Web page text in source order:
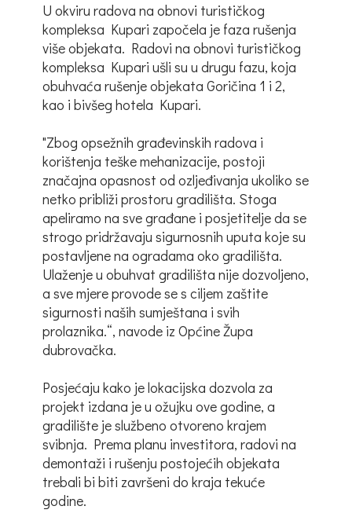
U okviru radova na obnovi turističkog
kompleksa Kupari započela je faza rušenja
više objekata. Radovi na obnovi turističkog
kompleksa Kupari ušli su u drugu fazu, koja
obuhvaća rušenje objekata Goričina 1 i 2,
kao i bivšeg hotela Kupari.
"Zbog opsežnih građevinskih radova i
korištenja teške mehanizacije, postoji
značajna opasnost od ozljeđivanja ukoliko se
netko približi prostoru gradilišta. Stoga
apeliramo na sve građane i posjetitelje da se
strogo pridržavaju sigurnosnih uputa koje su
postavljene na ogradama oko gradilišta.
Ulaženje u obuhvat gradilišta nije dozvoljeno,
a sve mjere provode se s ciljem zaštite
sigurnosti naših sumještana i svih
prolaznika.“, navode iz Općine Župa
dubrovačka.
Posjećaju kako je lokacijska dozvola za
projekt izdana je u ožujku ove godine, a
gradilište je službeno otvoreno krajem
svibnja. Prema planu investitora, radovi na
demontaži i rušenju postojećih objekata
trebali bi biti završeni do kraja tekuće
godine.